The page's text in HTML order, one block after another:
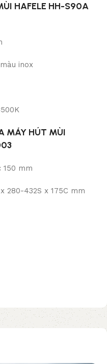
HAFELE HH-S90A
inox
MÁY HÚT MÙI
150 mm
280-432S x 175C mm